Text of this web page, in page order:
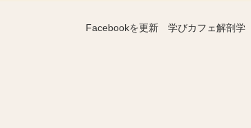
Facebookを更新 学びカフェ解剖学